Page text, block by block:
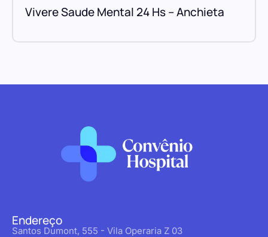
Vivere Saude Mental 24 Hs – Anchieta
Endereço
Santos Dumont, 555 - Vila Operaria Z 03